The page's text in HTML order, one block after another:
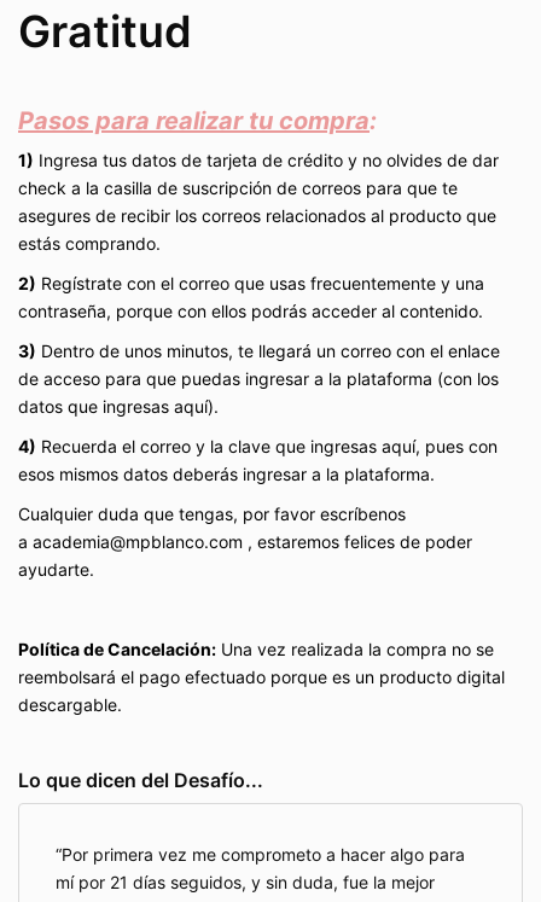
Gratitud
Pasos para realizar tu compra:
1) Ingresa tus datos de tarjeta de crédito y no olvides de dar
check a la casilla de suscripción de correos para que te
asegures de recibir los correos relacionados al producto que
estás comprando.
2) Regístrate con el correo que usas frecuentemente y una
contraseña, porque con ellos podrás acceder al contenido.
3) Dentro de unos minutos, te llegará un correo con el enlace
de acceso para que puedas ingresar a la plataforma (con los
datos que ingresas aquí).
4) Recuerda el correo y la clave que ingresas aquí, pues con
esos mismos datos deberás ingresar a la plataforma.
Cualquier duda que tengas, por favor escríbenos
a academia@mpblanco.com , estaremos felices de poder
ayudarte.
Política de Cancelación: Una vez realizada la compra no se
reembolsará el pago efectuado porque es un producto digital
descargable.
Lo que dicen del Desafío...
Por primera vez me comprometo a hacer algo para
mí por 21 días seguidos, y sin duda, fue la mejor